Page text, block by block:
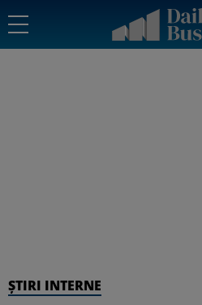
ȘTIRI INTERNE